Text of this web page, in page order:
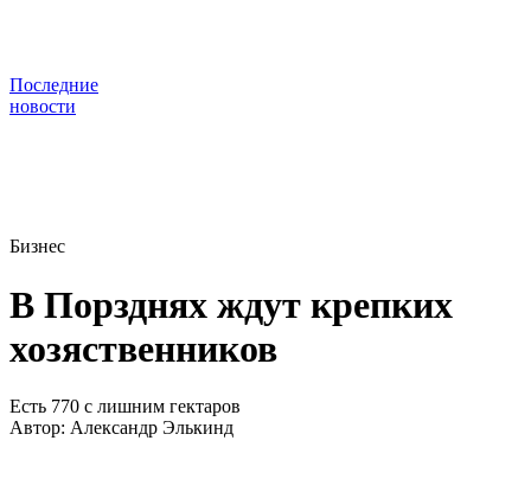
Последние
новости
Бизнес
В Порзднях ждут крепких
хозяственников
Есть 770 с лишним гектаров
Автор: Александр Элькинд